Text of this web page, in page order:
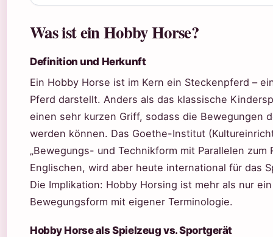
Was ist ein Hobby Horse?
Definition und Herkunft
Ein Hobby Horse ist im Kern ein Steckenpferd –
Pferd darstellt. Anders als das klassische
einen sehr kurzen Griff, sodass die Bewegungen
werden können. Das Goethe-Institut
„Bewegungs- und Technikform mit Parallelen
Englischen, wird aber heute international für das
Die Implikation: Hobby Horsing ist mehr als nur
Bewegungsform mit eigener Terminologie.
Hobby Horse als Spielzeug vs. Sportgerät